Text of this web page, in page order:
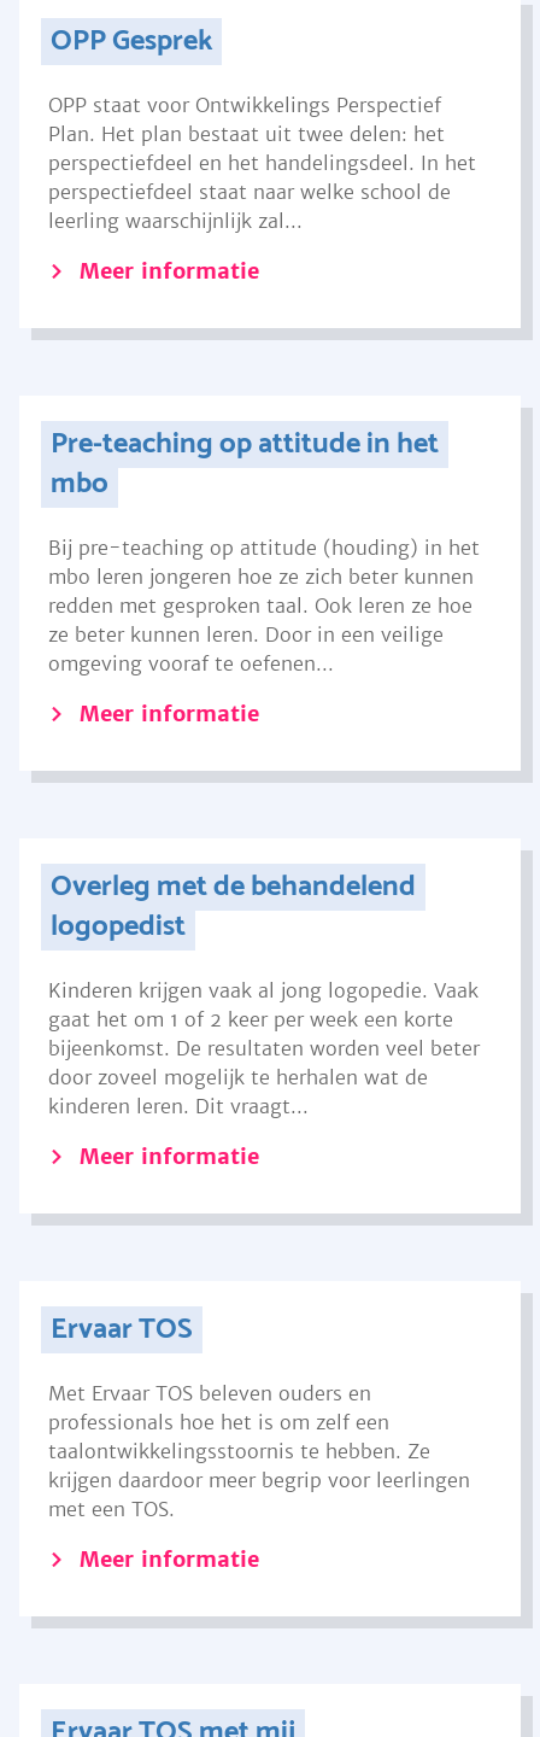
OPP Gesprek
OPP staat voor Ontwikkelings Perspectief
Plan. Het plan bestaat uit twee delen: het
perspectiefdeel en het handelingsdeel. In het
perspectiefdeel staat naar welke school de
leerling waarschijnlijk zal...
Meer informatie
Pre-teaching op attitude in het
mbo
Bij pre-teaching op attitude (houding) in het
mbo leren jongeren hoe ze zich beter kunnen
redden met gesproken taal. Ook leren ze hoe
ze beter kunnen leren. Door in een veilige
omgeving vooraf te oefenen...
Meer informatie
Overleg met de behandelend
logopedist
Kinderen krijgen vaak al jong logopedie. Vaak
gaat het om 1 of 2 keer per week een korte
bijeenkomst. De resultaten worden veel beter
door zoveel mogelijk te herhalen wat de
kinderen leren. Dit vraagt...
Meer informatie
Ervaar TOS
Met Ervaar TOS beleven ouders en
professionals hoe het is om zelf een
taalontwikkelingsstoornis te hebben. Ze
krijgen daardoor meer begrip voor leerlingen
met een TOS.
Meer informatie